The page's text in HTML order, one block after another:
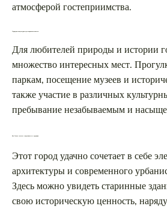
атмосферой гостеприимства.
Природные и культурные достопримечательности
Для любителей природы и истории
множество интересных мест.
паркам, посещение музеев и
также участие в различных
пребывание незабываемым и
Как Гомель сочетает современность и традиции
Этот город удачно сочетает в себе
архитектуры и современного
Здесь можно увидеть старинные
свою историческую ценность,